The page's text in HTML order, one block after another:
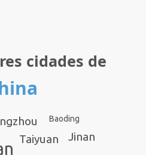
cidades de
Taiyuan Jinan
Baoding